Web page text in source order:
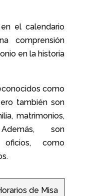
el calendario
comprensión
en la historia
como
también son
matrimonios,
son
como
de Misa